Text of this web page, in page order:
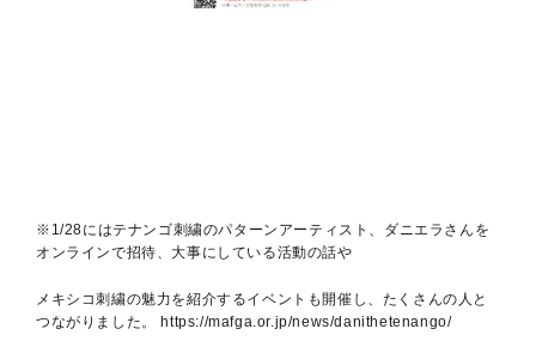
※1/28にはテナンゴ刺繍のパターンアーティスト、ダニエラさんを
オンラインで招待、大事にしている活動の話や
メキシコ刺繍の魅力を紹介するイベントも開催し、たくさんの人と
つながりました。 https://mafga.or.jp/news/danithetenango/